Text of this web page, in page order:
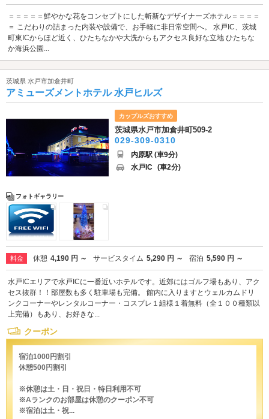
＝＝＝＝＝鮮やかな花をコンセプトにした斬新なデザイナーズホテル＝＝＝＝
＝ こだわりの詰まった内装や設備で、お手軽に非日常空間へ。 水戸IC、茨城
町東ICからほど近く、ひたちなかや大洗からもアクセス良好な立地 ひたちな
か海浜公園...
茨城県 水戸市加倉井町
アミューズメントホテル 水戸ヒルズ
フォトギャラリー
カップルズおすすめ
茨城県水戸市加倉井町509-2
029-309-0310
内原駅 (車9分)
水戸IC (車2分)
料金 休憩 4,190 円 ～ サービスタイム 5,290 円 ～ 宿泊 5,590 円 ～
水戸ICエリアで水戸ICに一番近いホテルです。近郊にはゴルフ場もあり、アク
セス抜群！！部屋数も多く駐車場も完備。 館内に入りますとウェルカムドリ
ンクコーナーやレンタルコーナー・コスプレ１組様１着無料（全１００種類以
上完備）もあり、お好きな...
クーポン
宿泊1000円割引
休憩500円割引
※休憩は土・日・祝日・特日利用不可
※Aランクのお部屋は休憩のクーポン不可
※宿泊は土・祝...